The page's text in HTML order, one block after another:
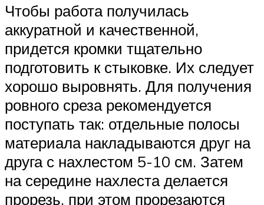
Чтобы работа получилась
аккуратной и качественной,
придется кромки тщательно
подготовить к стыковке. Их следует
хорошо выровнять. Для получения
ровного среза рекомендуется
поступать так: отдельные полосы
материала накладываются друг на
друга с нахлестом 5-10 см. Затем
на середине нахлеста делается
прорезь, при этом прорезаются